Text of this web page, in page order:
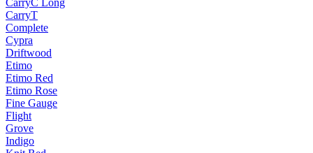
CarryC Long
CarryT
Complete
Cypra
Driftwood
Etimo
Etimo Red
Etimo Rose
Fine Gauge
Flight
Grove
Indigo